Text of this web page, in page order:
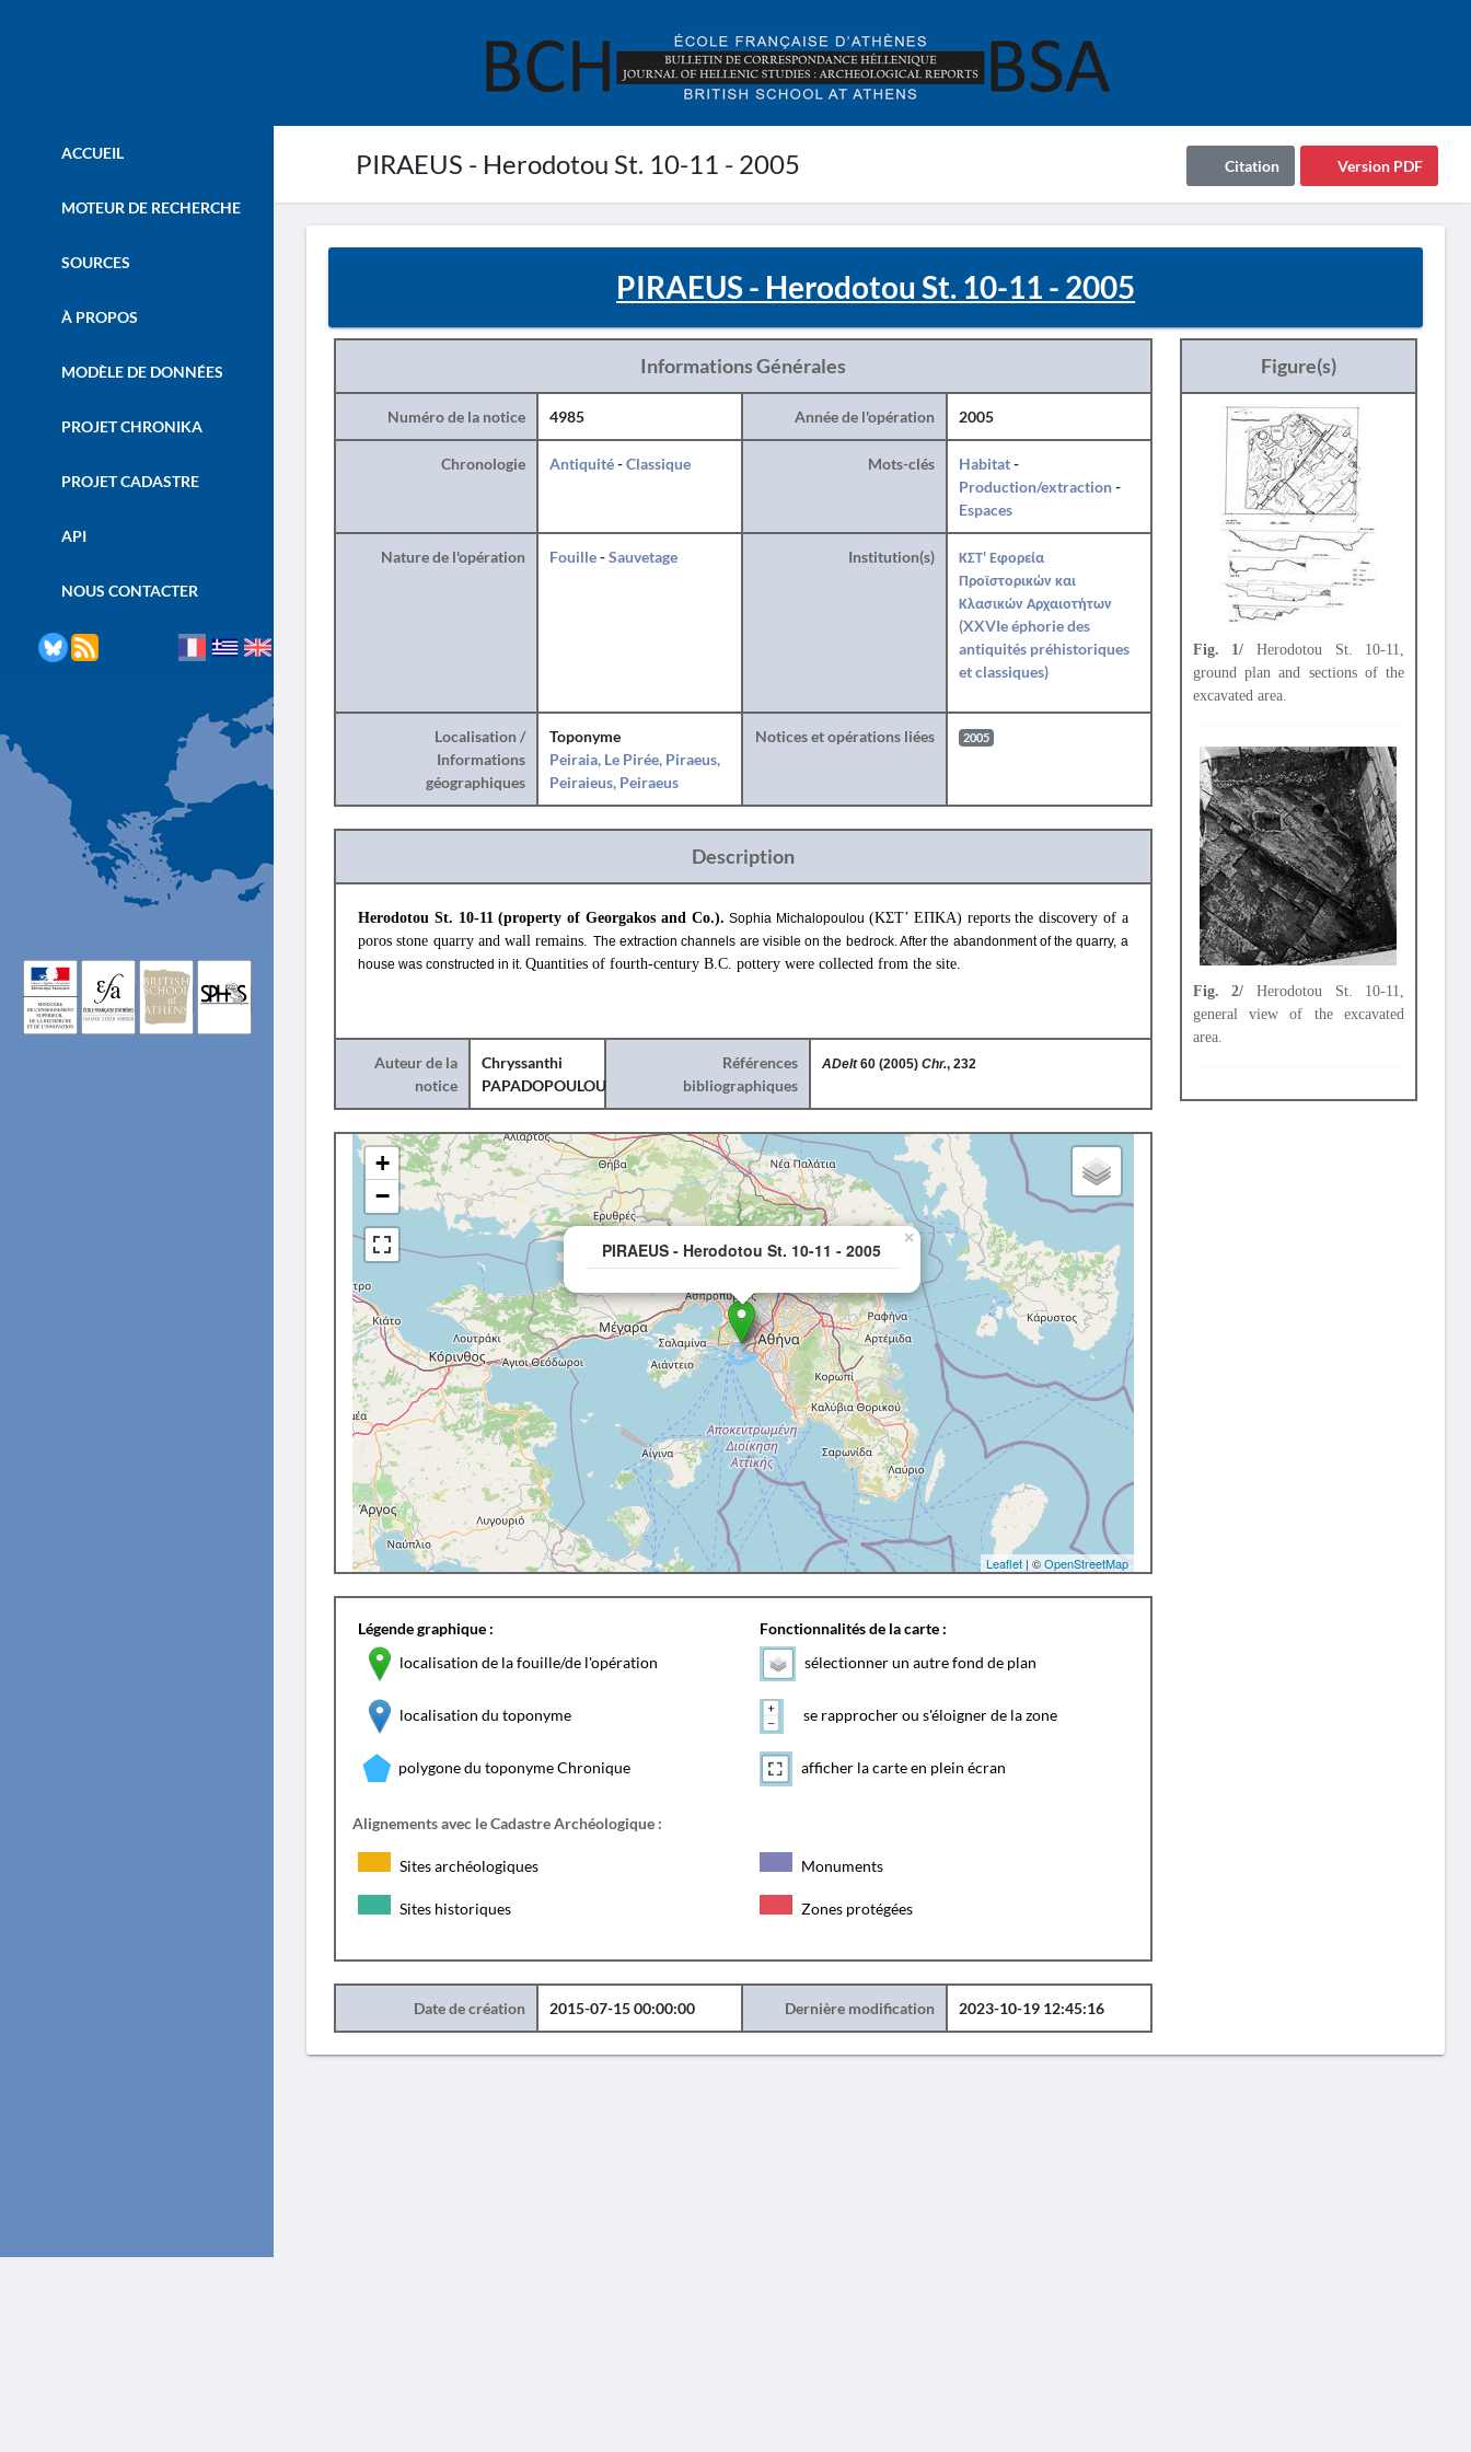
PIRAEUS - Herodotou St. 10-11 - 2005 Version PDF
Citation
ACCUEIL
MOTEUR DE RECHERCHE
SOURCES
À PROPOS
MODÈLE DE DONNÉES
PROJET CHRONIKA
PROJET CADASTRE
API
NOUS CONTACTER
PIRAEUS - Herodotou St. 10-11 - 2005
Informations Générales
Numéro de la notice 4985 Année de l'opération 2005
Chronologie Antiquité-Classique Mots-clés Habitat-
Production/extraction-
Espaces
Nature de l'opération Fouille-Sauvetage Institution(s)
ΚΣΤ' Εφορεία
Προϊστορικών και
Κλασικών Αρχαιοτήτων
(XXVIe éphorie des
antiquités préhistoriques
et classiques)
Localisation /
Informations
géographiques
Toponyme
Peiraia, Le Pirée, Piraeus,
Peiraieus, Peiraeus
Notices et opérations liées 2005
Description
Herodotou St. 10-11 (property of Georgakos and Co.).Sophia Michalopoulou (ΚΣΤ’ ΕΠΚΑ) reports the discovery of a
poros stone quarry and wall remains. The extraction channels are visible on the bedrock. After the abandonment of the quarry, a
house was constructed in it. Quantities of fourth-century B.C. pottery were collected from the site.
Auteur de la
notice
Chryssanthi
PAPADOPOULOU
Références
bibliographiques
ADelt60 (2005)Chr., 232
PIRAEUS - Herodotou St. 10-11 - 2005
×
+
−
Leaflet| ©OpenStreetMap
Légende graphique :
localisation de la fouille/de l'opération
localisation du toponyme
polygone du toponyme Chronique
Fonctionnalités de la carte :
sélectionner un autre fond de plan
se rapprocher ou s'éloigner de la zone
afficher la carte en plein écran
Alignements avec le Cadastre Archéologique :
Sites archéologiques Monuments
Sites historiques Zones protégées
Date de création 2015-07-15 00:00:00 Dernière modification 2023-10-19 12:45:16
Figure(s)
Fig. 1/ Herodotou St. 10-11,
ground plan and sections of the
excavated area.
Fig. 2/ Herodotou St. 10-11,
general view of the excavated
area.